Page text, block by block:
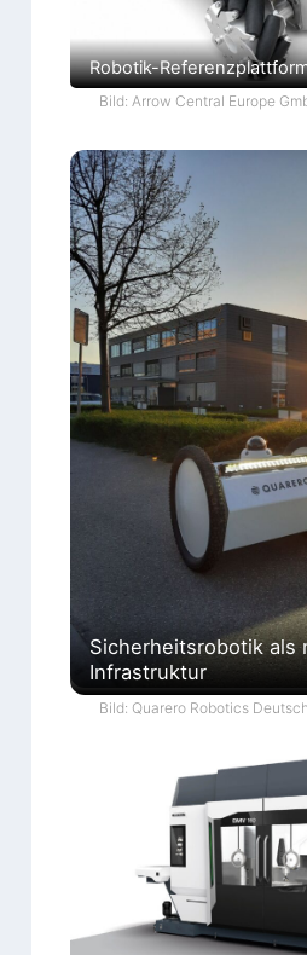
Robotik-
Bild: Arrow Central Europe
Sicherheitsrobotik als
Infrastruktur
Bild: Quarero Robotics